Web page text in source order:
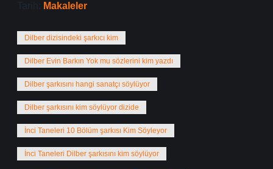
Tarih: Makaleler
Dilber dizisindeki şarkıcı kim
Dilber Evin Barkın Yok mu sözlerini kim yazdı
Dilber şarkısını hangi sanatçı söylüyor
Dilber şarkısını kim söylüyor dizide
İnci Taneleri 10 Bölüm şarkısı Kim Söyleyor
İnci Taneleri Dilber şarkısını kim söylüyor